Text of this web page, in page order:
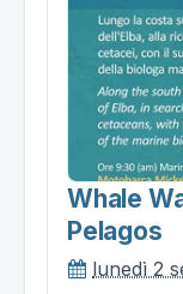
Whale
Pelagos
lunedì 2